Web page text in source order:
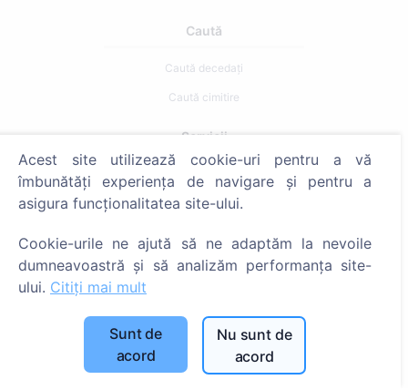
Caută
Caută decedați
Caută cimitire
Servicii
Contacte
371 29144816
info@cemety.lv
Acest site utilizează cookie-uri pentru a vă
îmbunătăți experiența de navigare și pentru a
asigura funcționalitatea site-ului.
Cookie-urile ne ajută să ne adaptăm la nevoile
dumneavoastră și să analizăm performanța site-
ului. Citiți mai mult
Sunt de
acord
Nu sunt de
acord